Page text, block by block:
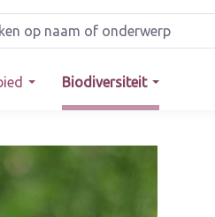
Biodiversiteit